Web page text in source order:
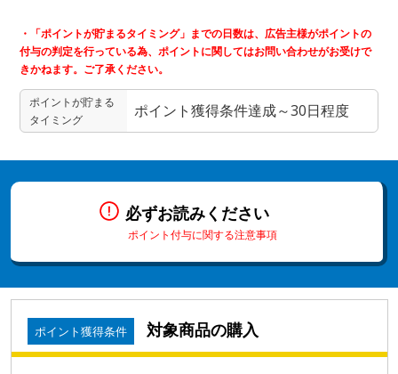
・「ポイントが貯まるタイミング」までの日数は、広告主様がポイントの
付与の判定を行っている為、ポイントに関してはお問い合わせがお受けで
きかねます。ご了承ください。
ポイントが貯まる
タイミング
ポイント獲得条件達成～30日程度
必ずお読みください
ポイント付与に関する注意事項
ポイント獲得条件 対象商品の購入